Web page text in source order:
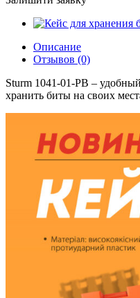
Описание
Отзывов (0)
Sturm 1041-01-PB –
хранить биты на своих